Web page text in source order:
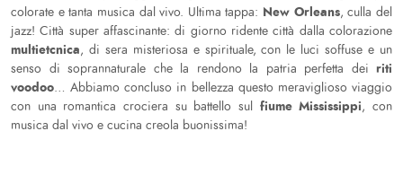
colorate e tanta musica dal vivo. Ultima tappa: New Orleans, culla del
jazz! Città super affascinante: di giorno ridente città dalla colorazione
multietcnica, di sera misteriosa e spirituale, con le luci soffuse e un
senso di soprannaturale che la rendono la patria perfetta dei riti
voodoo… Abbiamo concluso in bellezza questo meraviglioso viaggio
con una romantica crociera su battello sul fiume Mississippi, con
musica dal vivo e cucina creola buonissima!